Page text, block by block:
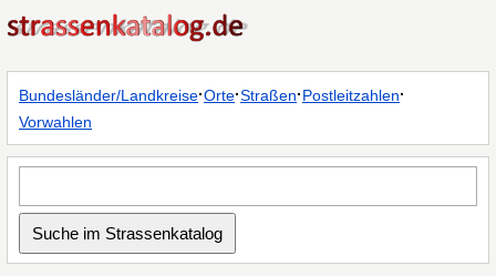
Bundesländer/Landkreise·Orte·Straßen·Postleitzahlen·
Vorwahlen